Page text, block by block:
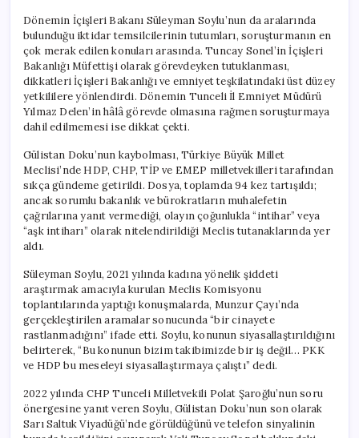
Dönemin İçişleri Bakanı Süleyman Soylu’nun da aralarında
bulunduğu iktidar temsilcilerinin tutumları, soruşturmanın en
çok merak edilen konuları arasında. Tuncay Sonel’in İçişleri
Bakanlığı Müfettişi olarak görevdeyken tutuklanması,
dikkatleri İçişleri Bakanlığı ve emniyet teşkilatındaki üst düzey
yetkililere yönlendirdi. Dönemin Tunceli İl Emniyet Müdürü
Yılmaz Delen’in hâlâ görevde olmasına rağmen soruşturmaya
dahil edilmemesi ise dikkat çekti.
Gülistan Doku’nun kaybolması, Türkiye Büyük Millet
Meclisi’nde HDP, CHP, TİP ve EMEP milletvekilleri tarafından
sıkça gündeme getirildi. Dosya, toplamda 94 kez tartışıldı;
ancak sorumlu bakanlık ve bürokratların muhalefetin
çağrılarına yanıt vermediği, olayın çoğunlukla “intihar” veya
“aşk intiharı” olarak nitelendirildiği Meclis tutanaklarında yer
aldı.
Süleyman Soylu, 2021 yılında kadına yönelik şiddeti
araştırmak amacıyla kurulan Meclis Komisyonu
toplantılarında yaptığı konuşmalarda, Munzur Çayı’nda
gerçekleştirilen aramalar sonucunda “bir cinayete
rastlanmadığını” ifade etti. Soylu, konunun siyasallaştırıldığını
belirterek, “Bu konunun bizim takibimizde bir iş değil… PKK
ve HDP bu meseleyi siyasallaştırmaya çalıştı” dedi.
2022 yılında CHP Tunceli Milletvekili Polat Şaroğlu’nun soru
önergesine yanıt veren Soylu, Gülistan Doku’nun son olarak
Sarı Saltuk Viyadüğü’nde görüldüğünü ve telefon sinyalinin